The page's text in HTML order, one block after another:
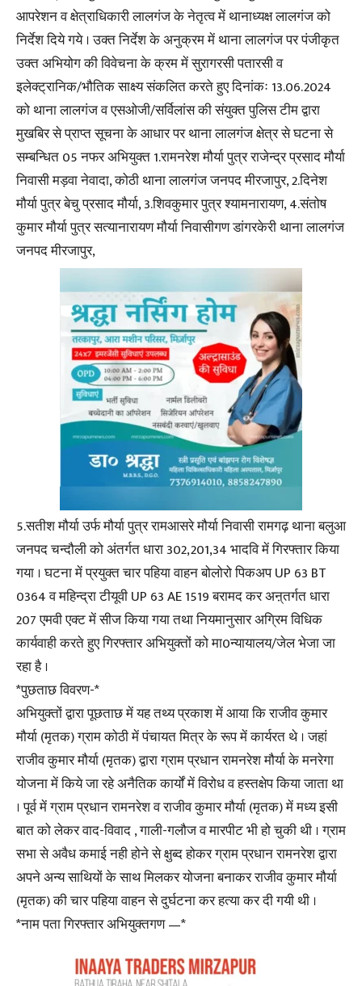
आपरेशन व क्षेत्राधिकारी लालगंज के नेतृत्व में थानाध्यक्ष लालगंज को
निर्देश दिये गये । उक्त निर्देश के अनुक्रम में थाना लालगंज पर पंजीकृत
उक्त अभियोग की विवेचना के क्रम में सुरागरसी पतारसी व
इलेक्ट्रानिक/भौतिक साक्ष्य संकलित करते हुए दिनांकः 13.06.2024
को थाना लालगंज व एसओजी/सर्विलांस की संयुक्त पुलिस टीम द्वारा
मुखबिर से प्राप्त सूचना के आधार पर थाना लालगंज क्षेत्र से घटना से
सम्बन्धित 05 नफर अभियुक्त 1.रामनरेश मौर्या पुत्र राजेन्द्र प्रसाद मौर्या
निवासी मड़वा नेवादा, कोठी थाना लालगंज जनपद मीरजापुर, 2.दिनेश
मौर्या पुत्र बेचु प्रसाद मौर्या, 3.शिवकुमार पुत्र श्यामनारायण, 4.संतोष
कुमार मौर्या पुत्र सत्यानारायण मौर्या निवासीगण डांगरकेरी थाना लालगंज
जनपद मीरजापुर,
5.सतीश मौर्या उर्फ मौर्या पुत्र रामआसरे मौर्या निवासी रामगढ़ थाना बलुआ
जनपद चन्दौली को अंतर्गत धारा 302,201,34 भादवि में गिरफ्तार किया
गया । घटना में प्रयुक्त चार पहिया वाहन बोलोरो पिकअप UP 63 BT
0364 व महिन्द्रा टीयूवी UP 63 AE 1519 बरामद कर अऩ्तर्गत धारा
207 एमवी एक्ट में सीज किया गया तथा नियमानुसार अग्रिम विधिक
कार्यवाही करते हुए गिरफ्तार अभियुक्तों को मा0न्यायालय/जेल भेजा जा
रहा है ।
*पुछताछ विवरण-*
अभियुक्तों द्वारा पूछताछ में यह तथ्य प्रकाश में आया कि राजीव कुमार
मौर्या (मृतक) ग्राम कोठी में पंचायत मित्र के रूप में कार्यरत थे । जहां
राजीव कुमार मौर्या (मृतक) द्वारा ग्राम प्रधान रामनरेश मौर्या के मनरेगा
योजना में किये जा रहे अनैतिक कार्यों में विरोध व हस्तक्षेप किया जाता था
। पूर्व में ग्राम प्रधान रामनरेश व राजीव कुमार मौर्या (मृतक) में मध्य इसी
बात को लेकर वाद-विवाद , गाली-गलौज व मारपीट भी हो चुकी थी । ग्राम
सभा से अवैध कमाई नही होने से क्षुब्द होकर ग्राम प्रधान रामनरेश द्वारा
अपने अन्य साथियों के साथ मिलकर योजना बनाकर राजीव कुमार मौर्या
(मृतक) की चार पहिया वाहन से दुर्घटना कर हत्या कर दी गयी थी ।
*नाम पता गिरफ्तार अभियुक्तगण —*